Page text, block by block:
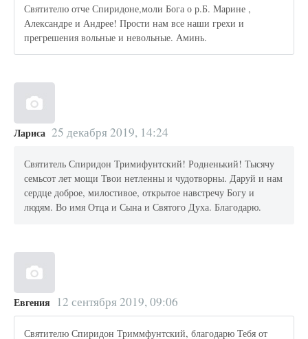
Святителю отче Спиридоне,моли Бога о р.Б. Марине ,
Александре и Андрее! Прости нам все наши грехи и
прегрешения вольные и невольные. Аминь.
Лариса 25 декабря 2019, 14:24
Святитель Спиридон Тримифунтский! Родненький! Тысячу
семьсот лет мощи Твои нетленны и чудотворны. Даруй и нам
сердце доброе, милостивое, открытое навстречу Богу и
людям. Во имя Отца и Сына и Святого Духа. Благодарю.
Евгения 12 сентября 2019, 09:06
Святителю Спиридон Триммфунтский, благодарю Тебя от